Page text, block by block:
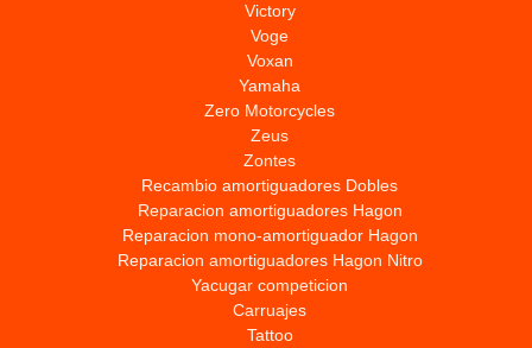
Victory
Voge
Voxan
Yamaha
Zero Motorcycles
Zeus
Zontes
Recambio amortiguadores Dobles
Reparacion amortiguadores Hagon
Reparacion mono-amortiguador Hagon
Reparacion amortiguadores Hagon Nitro
Yacugar competicion
Carruajes
Tattoo